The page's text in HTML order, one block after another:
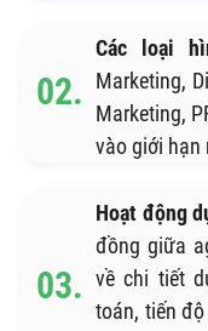
Các loại
Marketing,
Marketing,
vào giới hạn
Hoạt động
đồng giữa
về chi tiết
toán, tiến